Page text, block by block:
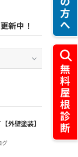
新中！
外壁塗装】
グ